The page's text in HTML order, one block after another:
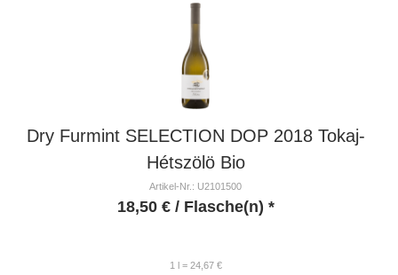
Dry Furmint SELECTION DOP 2018 Tokaj-
Hétszölö Bio
Artikel-Nr.: U2101500
18,50 €/ Flasche(n) *
1 l = 24,67 €